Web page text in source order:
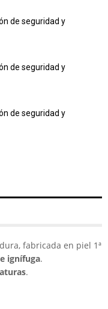
de seguridad y
de seguridad y
de seguridad y
fabricada en piel 1ª
ignífuga.
.